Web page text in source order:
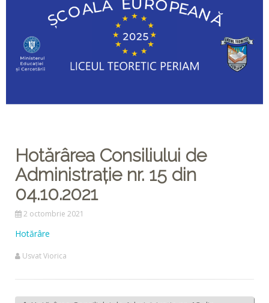
Hotărârea Consiliului de
Administrație nr. 15 din
04.10.2021
2 octombrie 2021
Hotărâre
Usvat Viorica